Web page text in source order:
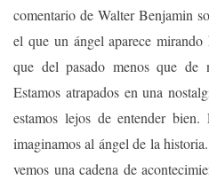
comentario de Walter Benjamin
el que un ángel aparece
que del pasado menos que de
Estamos atrapados en una
estamos lejos de entender
imaginamos al ángel de la
vemos una cadena de